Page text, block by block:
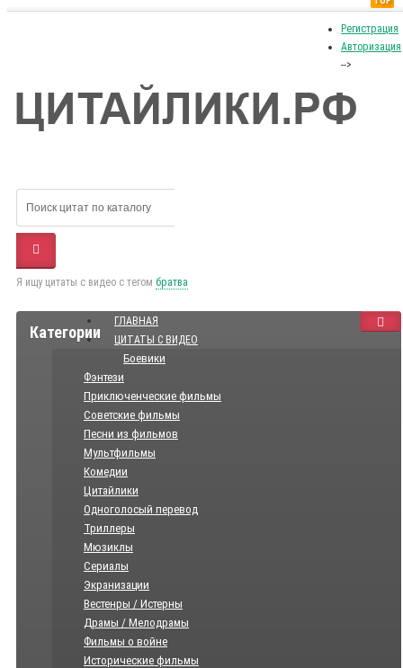
Регистрация
Авторизация
-->
Я ищу цитаты с видео с тегом братва
Категории
ГЛАВНАЯ
ЦИТАТЫ С ВИДЕО
Боевики
Фэнтези
Приключенческие фильмы
Советские фильмы
Песни из фильмов
Мультфильмы
Комедии
Цитайлики
Одноголосый перевод
Триллеры
Мюзиклы
Сериалы
Экранизации
Вестенры / Истерны
Драмы / Мелодрамы
Фильмы о войне
Исторические фильмы